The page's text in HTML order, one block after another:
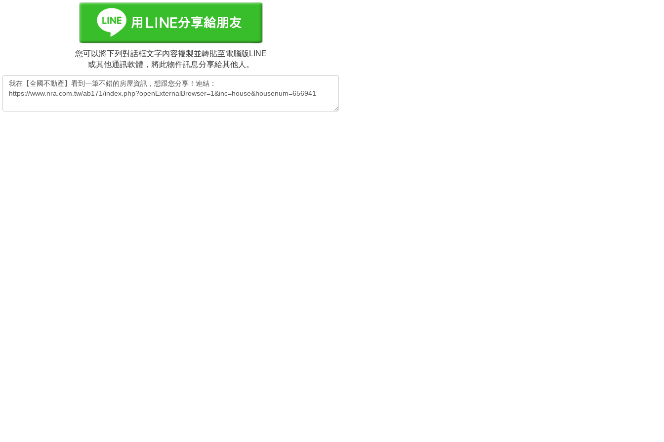
您可以將下列對話框文字內容複製並轉貼至電腦版LINE
或其他通訊軟體，將此物件訊息分享給其他人。